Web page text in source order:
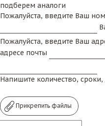
подберем аналоги
Пожалуйста, введите Ваш
Пожалуйста, введите Ваш
адресе почты
Напишите количество, сроки,
Прикрепить файлы